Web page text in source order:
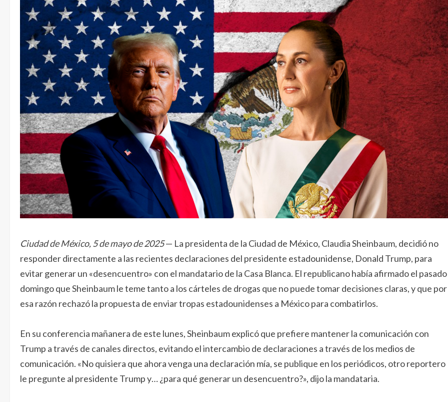
Ciudad de México, 5 de mayo de 2025— La presidenta de la Ciudad de México, Claudia Sheinbaum, decidió no
responder directamente a las recientes declaraciones del presidente estadounidense, Donald Trump, para
evitar generar un «desencuentro» con el mandatario de la Casa Blanca. El republicano había afirmado el pasado
domingo que Sheinbaum le teme tanto a los cárteles de drogas que no puede tomar decisiones claras, y que por
esa razón rechazó la propuesta de enviar tropas estadounidenses a México para combatirlos.
En su conferencia mañanera de este lunes, Sheinbaum explicó que prefiere mantener la comunicación con
Trump a través de canales directos, evitando el intercambio de declaraciones a través de los medios de
comunicación. «No quisiera que ahora venga una declaración mía, se publique en los periódicos, otro reportero
le pregunte al presidente Trump y… ¿para qué generar un desencuentro?», dijo la mandataria.